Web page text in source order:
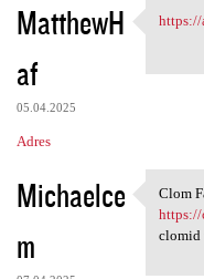
MatthewH
af
05.04.2025
Adres
https://
Michaelce
m
Clom
Clom
https://
clomid